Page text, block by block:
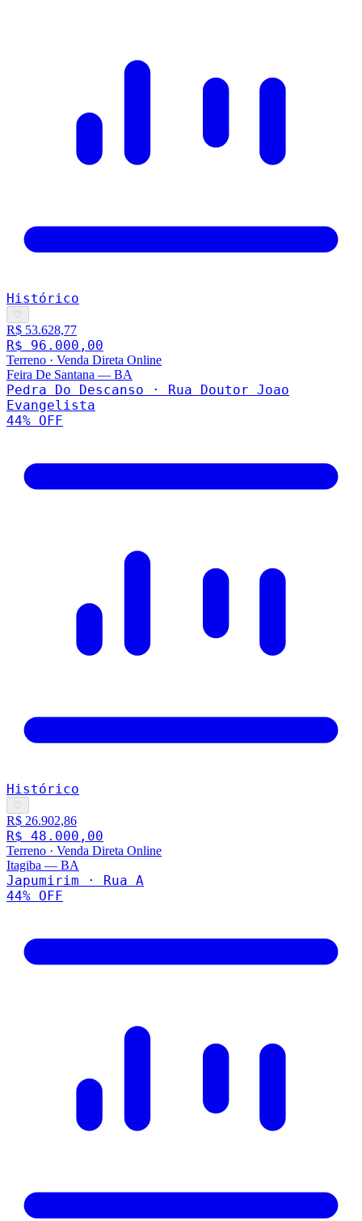
Histórico
♡
R$ 53.628,77
R$ 96.000,00
Terreno · Venda Direta Online
Feira De Santana — BA
Pedra Do Descanso · Rua Doutor Joao
Evangelista
44% OFF
Histórico
♡
R$ 26.902,86
R$ 48.000,00
Terreno · Venda Direta Online
Itagiba — BA
Japumirim · Rua A
44% OFF